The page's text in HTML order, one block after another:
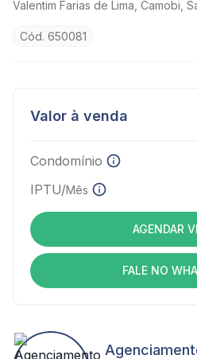
Valor à venda
Condomínio
IPTU/Mês
AGENDAR
FALE NO
Valentim Farias de Lima, Camobi,
Cód. 650081